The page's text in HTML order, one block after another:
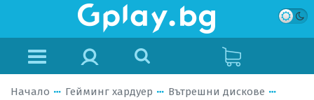
Начало Гейминг хардуер
Вътрешни дискове